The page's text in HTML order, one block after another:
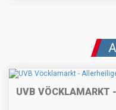
UVB VÖCKLAMARKT